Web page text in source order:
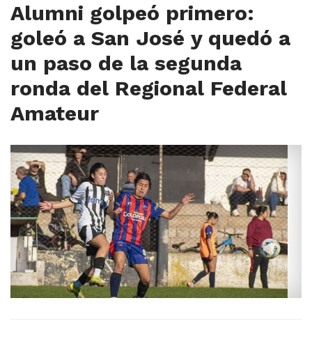
Alumni golpeó primero:
goleó a San José y quedó a
un paso de la segunda
ronda del Regional Federal
Amateur